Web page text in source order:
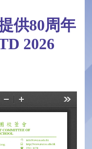
供80周年
2026